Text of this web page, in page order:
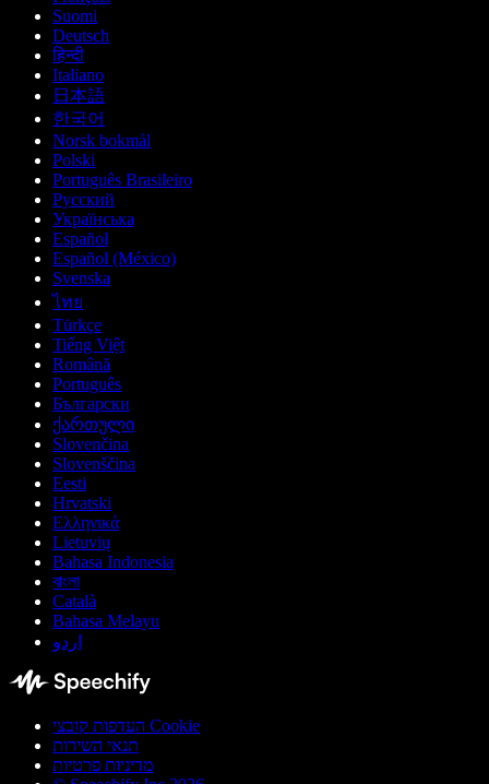
Suomi
Deutsch
हिन्दी
Italiano
日本語
한국어
Norsk bokmål
Polski
Português Brasileiro
Русский
Українська
Español
Español (México)
Svenska
ไทย
Türkçe
Tiếng Việt
Română
Português
Български
ქართული
Slovenčina
Slovenščina
Eesti
Hrvatski
Ελληνικά
Lietuvių
Bahasa Indonesia
বাংলা
Català
Bahasa Melayu
اردو
העדפות קובצי Cookie
תנאי השירות
מדיניות פרטיות